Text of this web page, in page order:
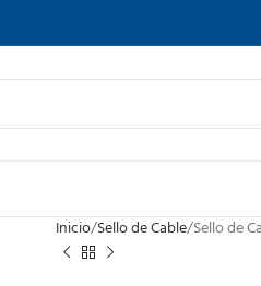
Inicio Sello de Cable Sello de